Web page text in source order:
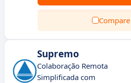
Compare
Supremo
Colaboração Remota
Simplificada com